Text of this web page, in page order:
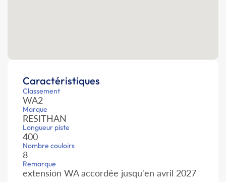
Caractéristiques
Classement
WA2
Marque
RESITHAN
Longueur piste
400
Nombre couloirs
8
Remarque
extension WA accordée jusqu'en avril 2027